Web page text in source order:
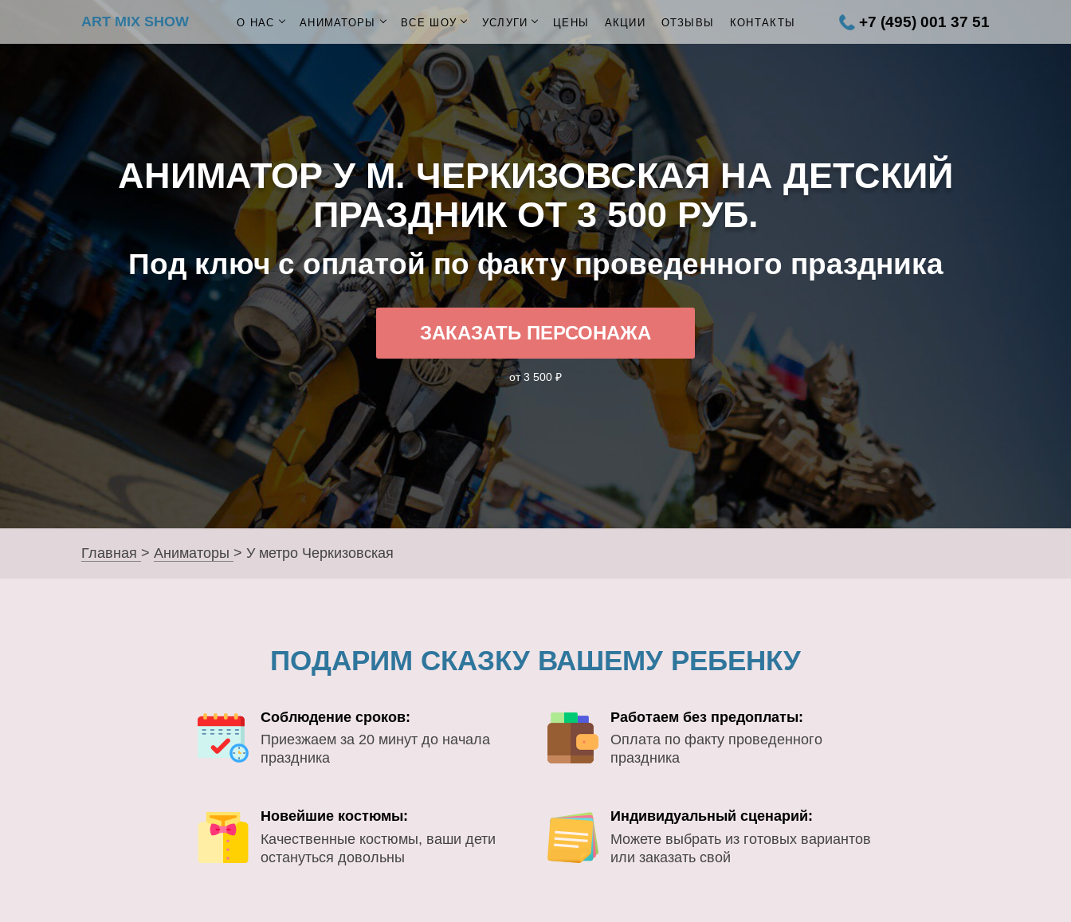
ART MIX SHOW О НАС АНИМАТОРЫ ВСЕ ШОУ УСЛУГИ ЦЕНЫ АКЦИИ ОТЗЫВЫ КОНТАКТЫ +7 (495) 001 37 51
АНИМАТОР У М. ЧЕРКИЗОВСКАЯ НА ДЕТСКИЙ
ПРАЗДНИК ОТ 3 500 РУБ.
Под ключ с оплатой по факту проведенного праздника
ЗАКАЗАТЬ ПЕРСОНАЖА
от 3 500 ₽
Главная > Аниматоры > У метро Черкизовская
ПОДАРИМ СКАЗКУ ВАШЕМУ РЕБЕНКУ
Соблюдение сроков:
Приезжаем за 20 минут до начала
праздника
Работаем без предоплаты:
Оплата по факту проведенного
праздника
Новейшие костюмы:
Качественные костюмы, ваши дети
остануться довольны
Индивидуальный сценарий:
Можете выбрать из готовых вариантов
или заказать свой